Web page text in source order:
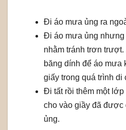
Đi áo mưa ủng ra
Đi áo mưa ủng
nhằm tránh trơn
băng dính để áo mưa
giấy trong quá trình di
Đi tất rồi thêm một
cho vào giầy đã được
ủng.